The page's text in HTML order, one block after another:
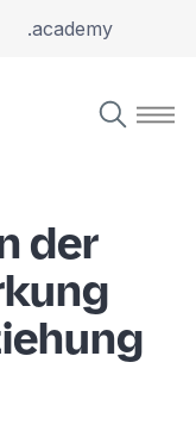
.academy
der